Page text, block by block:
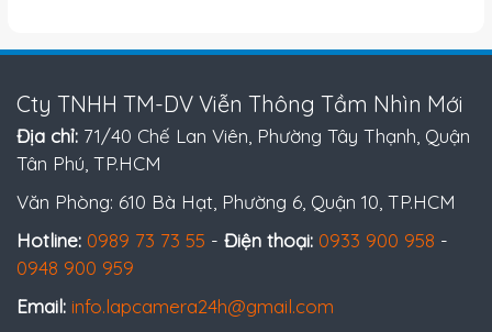
Cty TNHH TM-DV Viễn Thông Tầm Nhìn Mới
Địa chỉ: 71/40 Chế Lan Viên, Phường Tây Thạnh, Quận
Tân Phú, TP.HCM
Văn Phòng: 610 Bà Hạt, Phường 6, Quận 10, TP.HCM
Hotline: 0989 73 73 55 - Điện thoại: 0933 900 958 -
0948 900 959
Email: info.lapcamera24h@gmail.com